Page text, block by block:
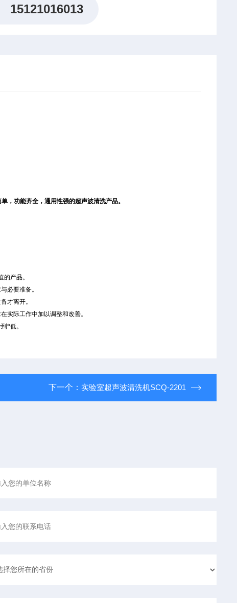
15121016013
，功能齐全，通用性强的超声波清洗产品。
产品。
必要准备。
才离开。
实际工作中加以调整和改善。
*低。
下一个： 实验室超声波清洗机SCQ-2201